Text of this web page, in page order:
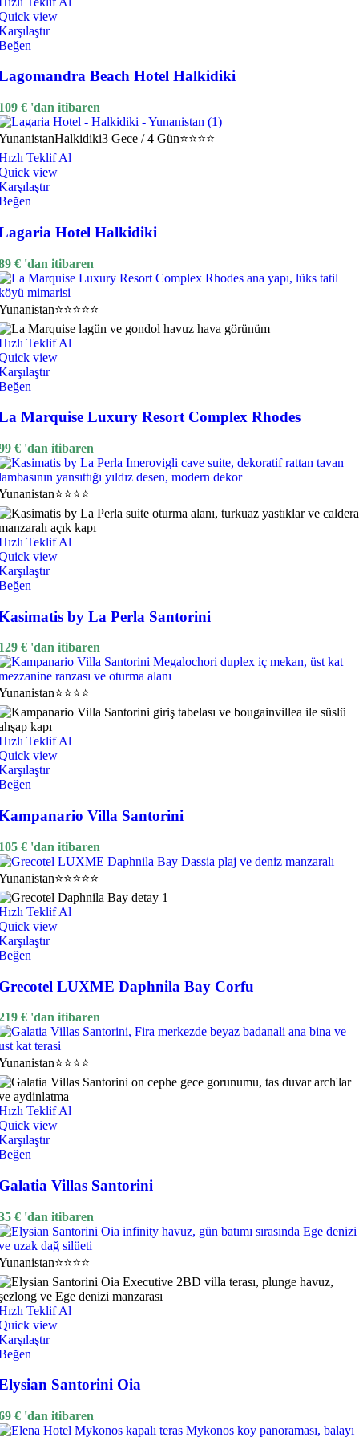
view
Beach Hotel Halkidiki
€ 'dan itibaren
Halkidiki3 Gece / 4 Gün⭐⭐⭐⭐
Teklif Al
view
Hotel Halkidiki
€ 'dan itibaren
⭐⭐⭐⭐⭐
Teklif Al
view
Marquise Luxury Resort Complex Rhodes
€ 'dan itibaren
⭐⭐⭐⭐
Teklif Al
view
by La Perla Santorini
€ 'dan itibaren
⭐⭐⭐⭐
Teklif Al
view
Villa Santorini
€ 'dan itibaren
⭐⭐⭐⭐⭐
Teklif Al
view
LUXME Daphnila Bay Corfu
€ 'dan itibaren
⭐⭐⭐⭐
Teklif Al
view
Villas Santorini
€ 'dan itibaren
⭐⭐⭐⭐
Teklif Al
view
Santorini Oia
€ 'dan itibaren